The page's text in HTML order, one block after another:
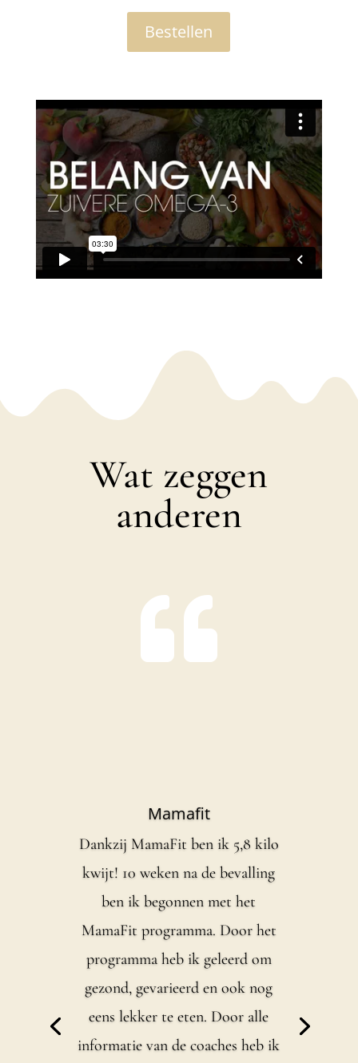
Bestellen
Wat zeggen
anderen

Mamafit
Dankzij MamaFit ben ik 5,8 kilo
kwijt! 10 weken na de bevalling
ben ik begonnen met het
MamaFit programma. Door het
programma heb ik geleerd om
gezond, gevarieerd en ook nog
eens lekker te eten. Door alle
informatie van de coaches heb ik